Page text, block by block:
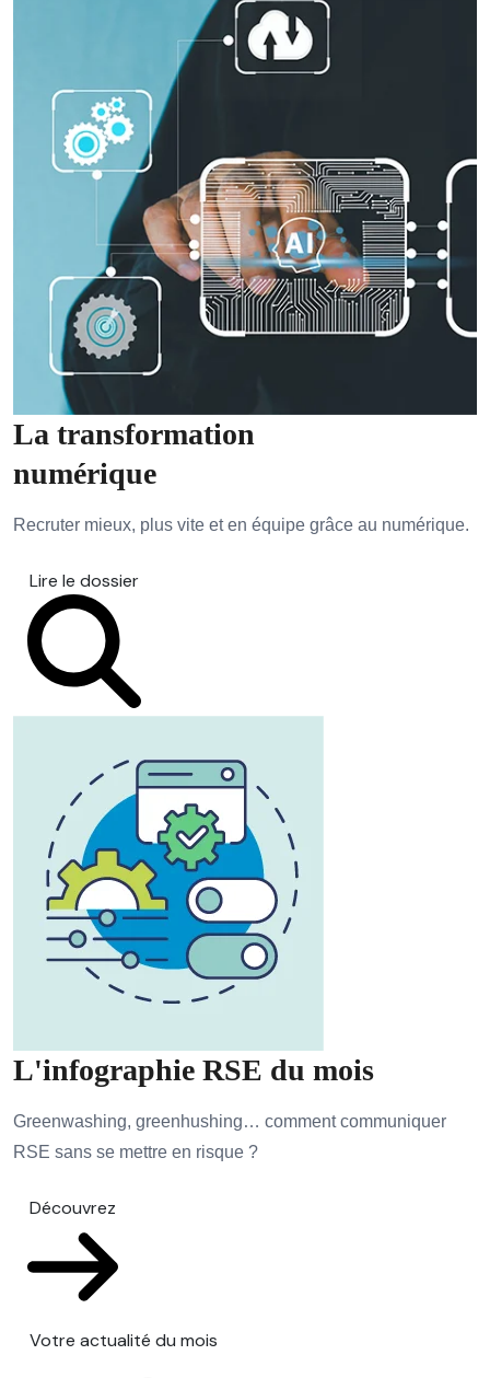
La transformation
numérique
Recruter mieux, plus vite et en équipe grâce au numérique.
Lire le dossier
L'infographie RSE du mois
Greenwashing, greenhushing… comment communiquer
RSE sans se mettre en risque ?
Découvrez
Votre actualité du mois